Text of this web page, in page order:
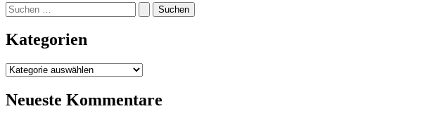
Suchen
nach:
Kategorien
Kategorien
Neueste Kommentare